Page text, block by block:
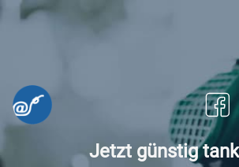
Jetzt günstig